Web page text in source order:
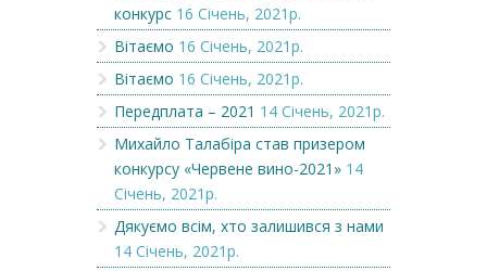
конкурс 16 Січень, 2021р.
Вітаємо 16 Січень, 2021р.
Вітаємо 16 Січень, 2021р.
Передплата – 2021 14 Січень, 2021р.
Михайло Талабіра став призером
конкурсу «Червене вино-2021» 14
Січень, 2021р.
Дякуємо всім, хто залишився з нами
14 Січень, 2021р.